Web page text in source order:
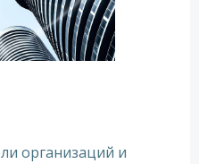
организаций и